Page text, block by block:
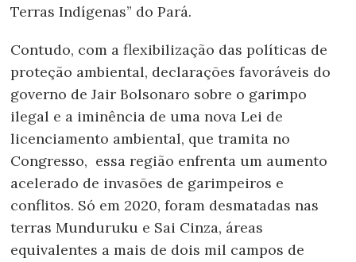
Terras Indígenas” do Pará.
Contudo, com a flexibilização das políticas de
proteção ambiental, declarações favoráveis do
governo de Jair Bolsonaro sobre o garimpo
ilegal e a iminência de uma nova Lei de
licenciamento ambiental, que tramita no
Congresso, essa região enfrenta um aumento
acelerado de invasões de garimpeiros e
conflitos. Só em 2020, foram desmatadas nas
terras Munduruku e Sai Cinza, áreas
equivalentes a mais de dois mil campos de